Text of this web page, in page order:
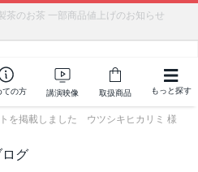
茶のお茶 一部商品値上げのお知らせ
〜断水・燃料不足・停電対策
ての方 講演映像 取扱商品 もっと探す
を掲載しました ウツシキヒカリミ 様